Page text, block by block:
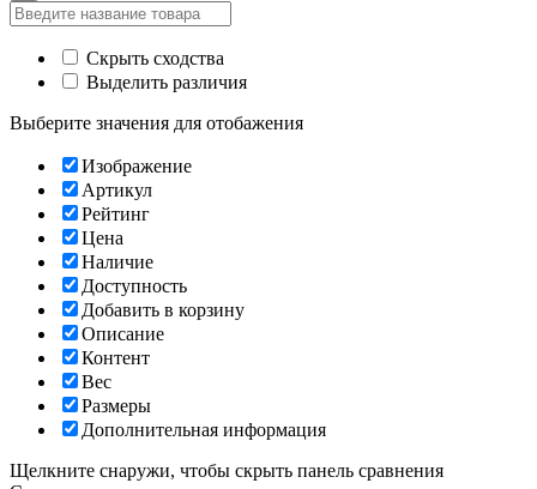
Скрыть сходства
Выделить различия
Выберите значения для отобажения
Изображение
Артикул
Рейтинг
Цена
Наличие
Доступность
Добавить в корзину
Описание
Контент
Вес
Размеры
Дополнительная информация
Щелкните снаружи, чтобы скрыть панель сравнения